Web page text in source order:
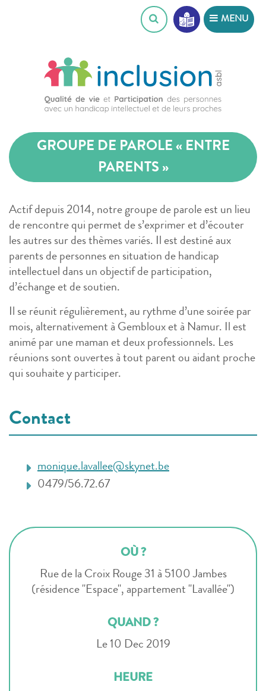
MENU
GROUPE DE PAROLE « ENTRE
PARENTS »
Actif depuis 2014, notre groupe de parole est un lieu
de rencontre qui permet de s’exprimer et d’écouter
les autres sur des thèmes variés. Il est destiné aux
parents de personnes en situation de handicap
intellectuel dans un objectif de participation,
d’échange et de soutien.
Il se réunit régulièrement, au rythme d’une soirée par
mois, alternativement à Gembloux et à Namur. Il est
animé par une maman et deux professionnels. Les
réunions sont ouvertes à tout parent ou aidant proche
qui souhaite y participer.
Contact
monique.lavallee@skynet.be
0479/56.72.67
OÙ ?
Rue de la Croix Rouge 31 à 5100 Jambes
(résidence "Espace", appartement "Lavallée")
QUAND ?
Le 10 Dec 2019
HEURE